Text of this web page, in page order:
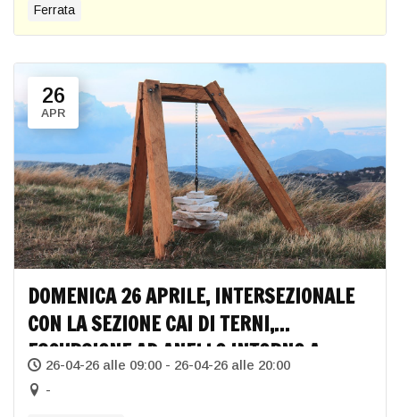
Ferrata
26
APR
DOMENICA 26 APRILE, INTERSEZIONALE
CON LA SEZIONE CAI DI TERNI,
ESCURSIONE AD ANELLO INTORNO A
CURASCI
26-04-26 alle 09:00 - 26-04-26 alle 20:00
-